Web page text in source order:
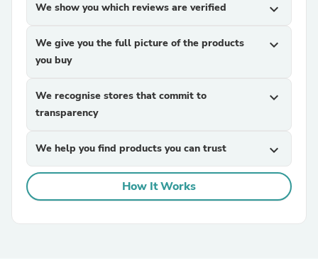
We show you which reviews are verified expand_more
We give you the full picture of the products
you buy
expand_more
We recognise stores that commit to
transparency
expand_more
We help you find products you can trust expand_more
How It Works